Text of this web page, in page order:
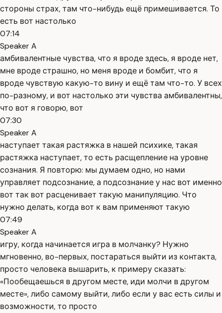
стороны страх, там что-нибудь ещё примешивается. То
есть вот настолько
07:14
Speaker A
амбивалентные чувства, что я вроде здесь, я вроде нет,
мне вроде страшно, но меня вроде и бомбит, что я
вроде чувствую какую-то вину и ещё там что-то. У всех
по-разному, и вот настолько эти чувства амбивалентны,
что вот я говорю, вот
07:30
Speaker A
наступает такая растяжка в нашей психике, такая
растяжка наступает, то есть расщепление на уровне
сознания. Я повторю: мы думаем одно, но нами
управляет подсознание, а подсознание у нас вот именно
вот так вот расценивает такую манипуляцию. Что
нужно делать, когда вот к вам применяют такую
07:49
Speaker A
игру, когда начинается игра в молчанку? Нужно
мгновенно, во-первых, постараться выйти из контакта,
просто человека вышарить, к примеру сказать:
«Пообещаешься в другом месте, иди молчи в другом
месте», либо самому выйти, либо если у вас есть силы и
возможности, то просто